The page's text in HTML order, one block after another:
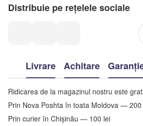
Distribuie pe rețelele sociale
Livrare Achitare
Ridicarea de la magazinul nostru este
Prin Nova Poshta în toata Moldova — 200
Prin curier în Chișinău — 100 lei